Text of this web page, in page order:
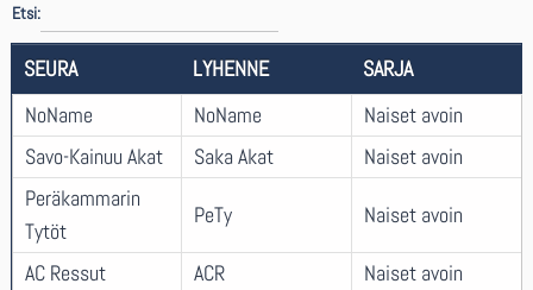
Etsi:
SEURA LYHENNE
SARJA
NoName
NoName
Naiset avoin
Savo-Kainuu Akat
Saka Akat
Naiset avoin
Peräkammarin
Tytöt
PeTy Naiset avoin
AC Ressut ACR
Naiset avoin